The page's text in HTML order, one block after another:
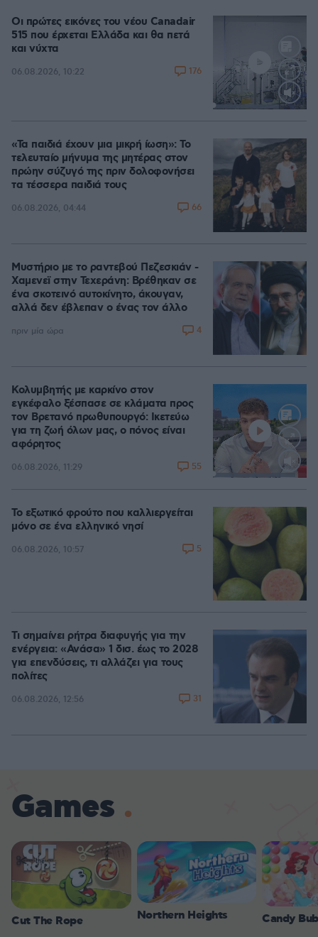
Loaded:
Οι πρώτες εικόνες του νέου Canadair
515 που έρχεται Ελλάδα και θα πετά
και νύχτα
06.08.2026, 10:22 176
«Τα παιδιά έχουν μια μικρή ίωση»: Το
τελευταίο μήνυμα της μητέρας στον
πρώην σύζυγό της πριν δολοφονήσει
τα τέσσερα παιδιά τους
06.08.2026, 04:44 66
Μυστήριο με το ραντεβού Πεζεσκιάν -
Χαμενεϊ στην Τεχεράνη: Βρέθηκαν σε
ένα σκοτεινό αυτοκίνητο, άκουγαν,
αλλά δεν έβλεπαν ο ένας τον άλλο
πριν μία ώρα 4
Loaded
Κολυμβητής με καρκίνο στον
εγκέφαλο ξέσπασε σε κλάματα προς
τον Βρετανό πρωθυπουργό: Ικετεύω
για τη ζωή όλων μας, ο πόνος είναι
αφόρητος
06.08.2026, 11:29 55
Το εξωτικό φρούτο που καλλιεργείται
μόνο σε ένα ελληνικό νησί
06.08.2026, 10:57 5
Τι σημαίνει ρήτρα διαφυγής για την
ενέργεια: «Ανάσα» 1 δισ. έως το 2028
για επενδύσεις, τι αλλάζει για τους
πολίτες
06.08.2026, 12:56 31
Games
Cut The Rope Northern Heights Candy